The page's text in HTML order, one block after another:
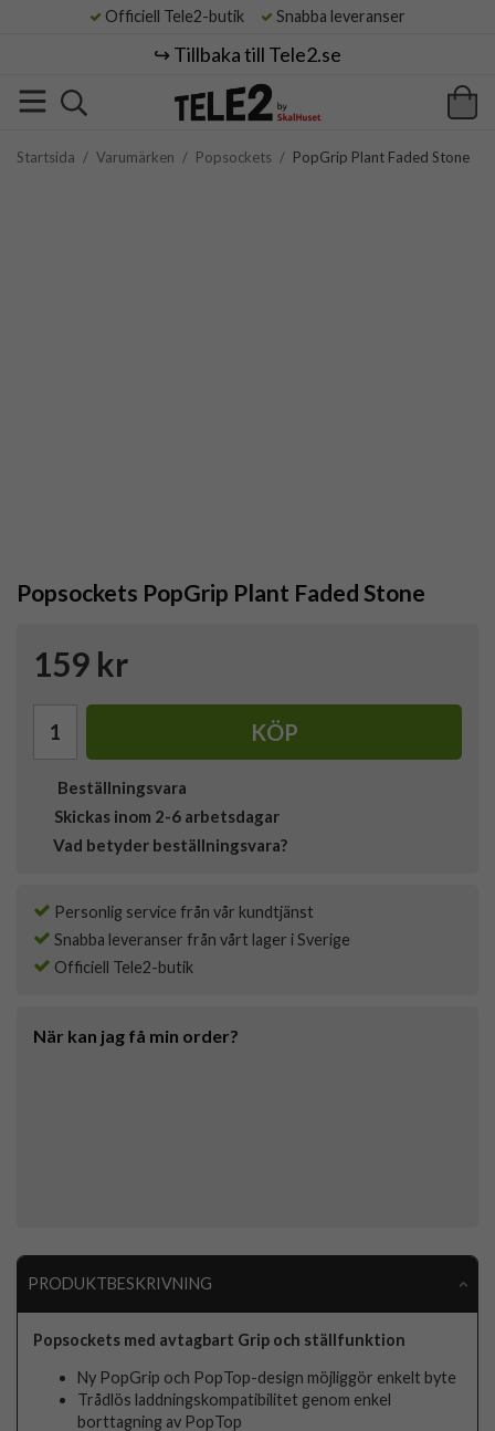
Officiell Tele2-butik Snabba leveranser
↪️ Tillbaka till Tele2.se
Startsida / Varumärken / Popsockets / PopGrip Plant Faded Stone
Popsockets PopGrip Plant Faded Stone
159 kr
KÖP
Beställningsvara
Skickas inom 2-6 arbetsdagar
Vad betyder beställningsvara?
Personlig service från vår kundtjänst
Snabba leveranser från vårt lager i Sverige
Officiell Tele2-butik
När kan jag få min order?
PRODUKTBESKRIVNING
Popsockets med avtagbart Grip och ställfunktion
Ny PopGrip och PopTop-design möjliggör enkelt byte
Trådlös laddningskompatibilitet genom enkel
borttagning av PopTop